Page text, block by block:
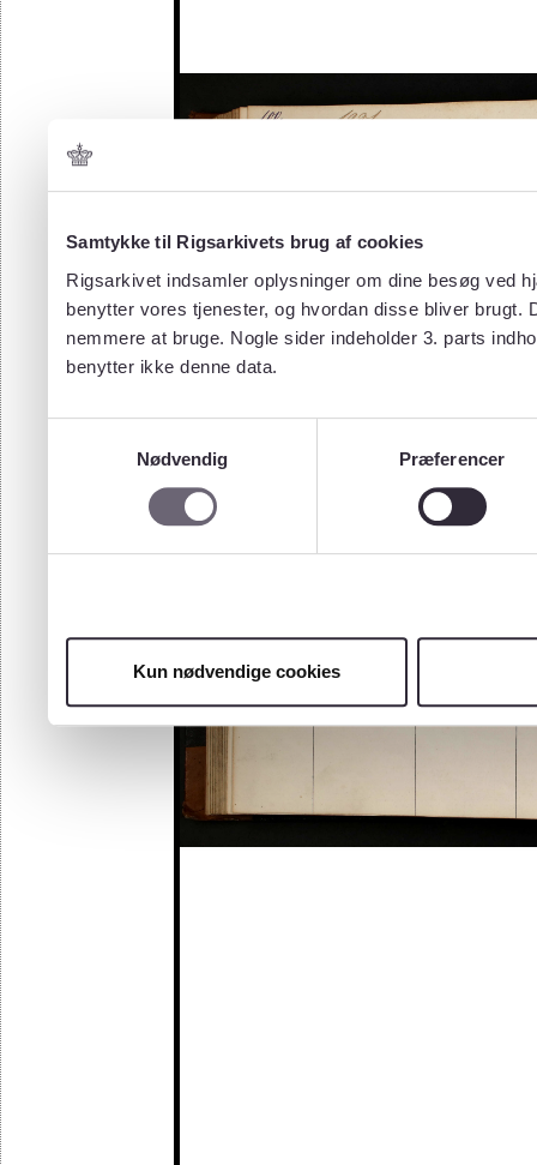
Samtykke til Rigsarkivets brug af cookies
Rigsarkivet indsamler oplysninger om dine besøg ved
benytter vores tjenester, og hvordan disse bliver
nemmere at bruge. Nogle sider indeholder 3. parts
benytter ikke denne data.
Nødvendig
Præferencer
Kun nødvendige cookies